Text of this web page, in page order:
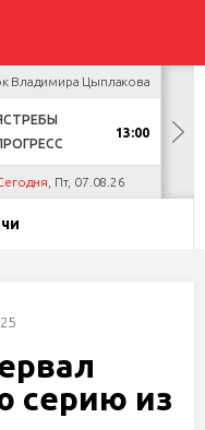
Владимира Цыплакова
13:00
, Пт, 07.08.26
серию из